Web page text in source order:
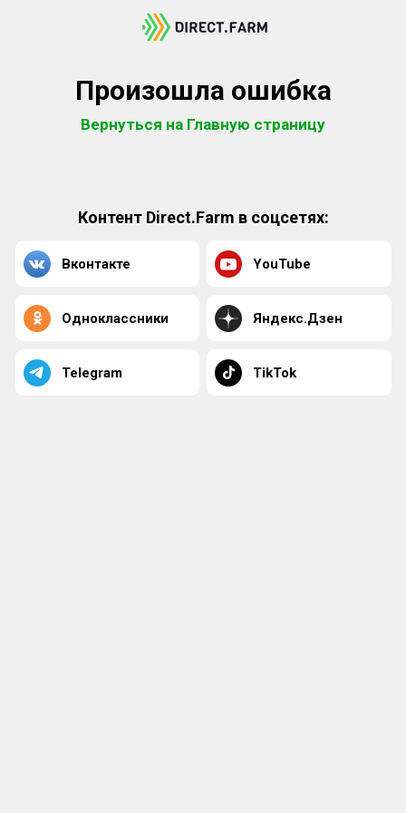
Произошла ошибка
Вернуться на Главную страницу
Контент Direct.Farm в соцсетях:
Вконтакте YouTube
Одноклассники Яндекс.Дзен
Telegram TikTok